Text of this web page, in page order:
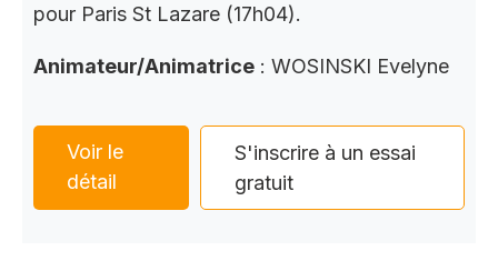
pour Paris St Lazare (17h04).
Animateur/Animatrice : WOSINSKI Evelyne
Voir le
détail
S'inscrire à un essai
gratuit